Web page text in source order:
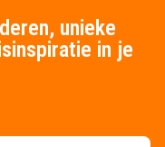
unieke
in je